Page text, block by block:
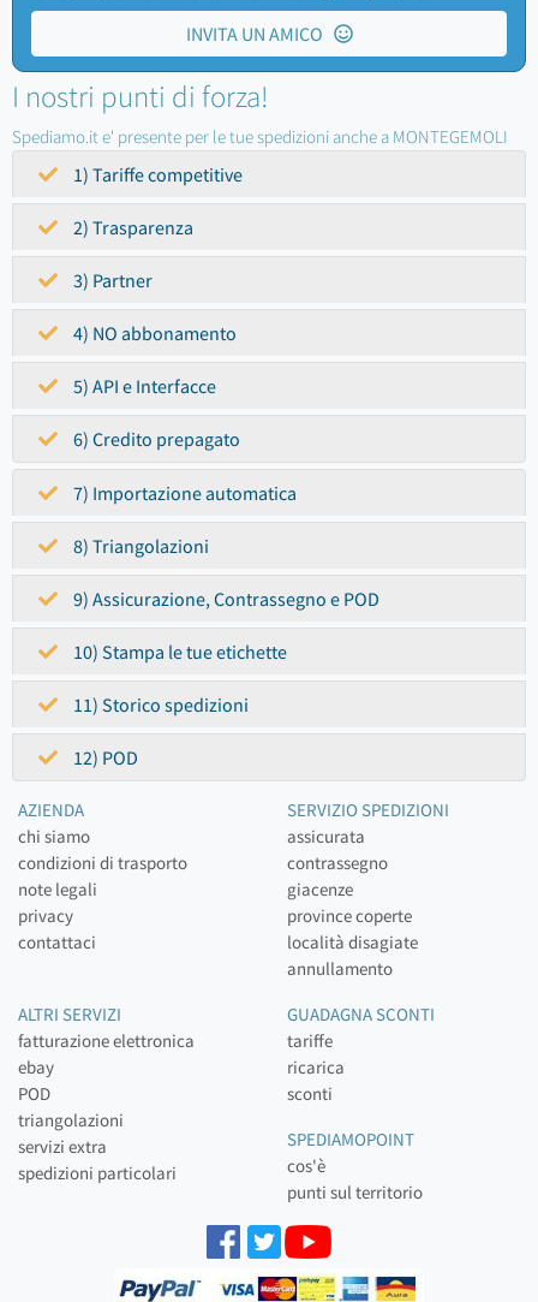
INVITA UN AMICO
I nostri punti di forza!
Spediamo.it e' presente per le tue spedizioni anche a MONTEGEMOLI
1) Tariffe competitive
2) Trasparenza
3) Partner
4) NO abbonamento
5) API e Interfacce
6) Credito prepagato
7) Importazione automatica
8) Triangolazioni
9) Assicurazione, Contrassegno e POD
10) Stampa le tue etichette
11) Storico spedizioni
12) POD
AZIENDA
chi siamo
condizioni di trasporto
note legali
privacy
contattaci
SERVIZIO SPEDIZIONI
assicurata
contrassegno
giacenze
province coperte
località disagiate
annullamento
ALTRI SERVIZI
fatturazione elettronica
ebay
POD
triangolazioni
servizi extra
spedizioni particolari
GUADAGNA SCONTI
tariffe
ricarica
sconti
SPEDIAMOPOINT
cos'è
punti sul territorio